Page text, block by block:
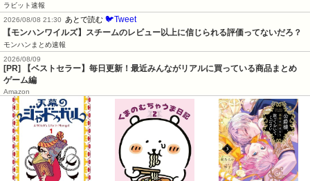
ラビット速報
2026/08/08 21:30
あとで読む 🐦Tweet
【モンハンワイルズ】スチームのレビュー以上に信じられる評価ってないだろ？
モンハンまとめ速報
2026/08/09
[PR] 【ベストセラー】毎日更新！最近みんながリアルに買っている商品まとめ
ゲーム編
Amazon